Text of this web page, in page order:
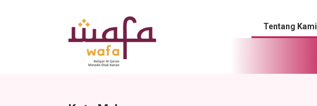
Tentang Kami